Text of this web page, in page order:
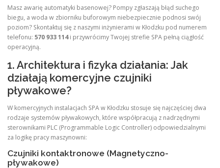
Masz awarię automatyki basenowej? Pompy zgłaszają błąd suchego
biegu, a woda w zbiorniku buforowym niebezpiecznie podnosi swój
poziom? Skontaktuj się z naszymi inżynierami w Kłodzku pod numerem
telefonu: 570 933 114i przywrócimy Twojej strefie SPA pełną ciągłość
operacyjną.
1. Architektura i fizyka działania: Jak
działają komercyjne czujniki
pływakowe?
W komercyjnych instalacjach SPA w Kłodzku stosuje się najczęściej dwa
rodzaje systemów pływakowych, które współpracują z nadrzędnymi
sterownikami PLC (Programmable Logic Controller) odpowiedzialnymi
za logikę pracy maszynowni:
Czujniki kontaktronowe (Magnetyczno-
pływakowe)